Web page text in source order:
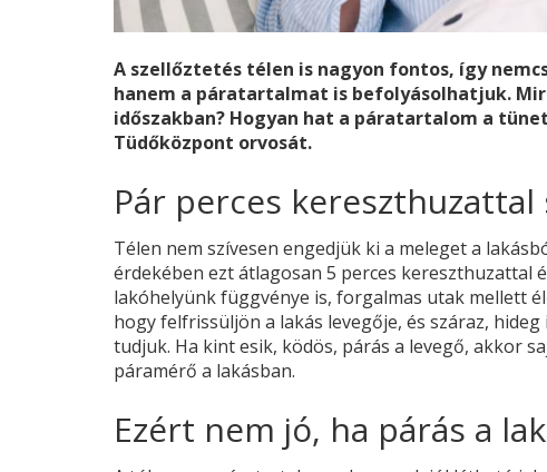
A szellőztetés télen is nagyon fontos, így
hanem a páratartalmat is befolyásolhatjuk.
időszakban? Hogyan hat a páratartalom a
Tüdőközpont orvosát.
Pár perces
Télen nem szívesen engedjük ki a meleget a
érdekében ezt átlagosan 5 perces kereszthuzattal
lakóhelyünk függvénye is, forgalmas utak mellett
hogy felfrissüljön a lakás levegője, és száraz,
tudjuk. Ha kint esik, ködös, párás a levegő, akkor
páramérő a lakásban.
Ezért nem jó, ha párás a